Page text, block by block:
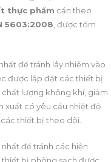
thực phẩm cần theo
5603:2008 , được tóm
để tránh lây nhiễm vào
được lắp đặt các thiết bị
lượng không khí, giảm
xuất có yêu cầu nhiệt độ
thiết bị theo dõi.
để tránh các hiện
bị phòng sạch được